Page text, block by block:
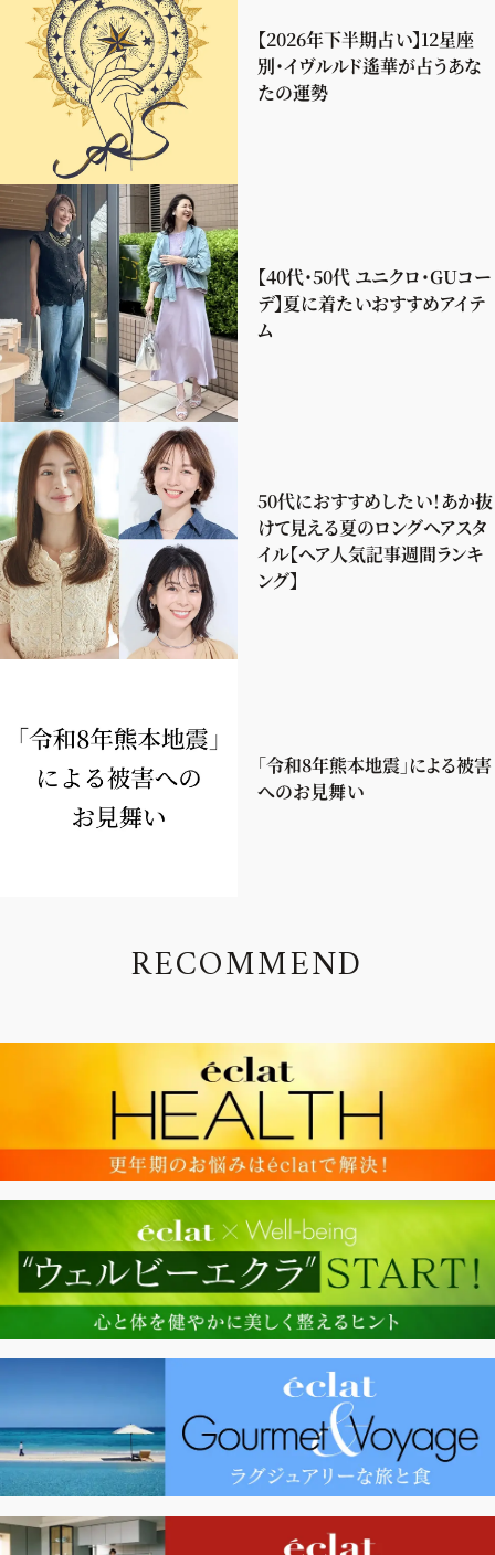
【2026年下半期占い】12星座
別・イヴルルド遙華が占うあな
たの運勢
【40代・50代 ユニクロ・GUコー
デ】夏に着たいおすすめアイテ
ム
50代におすすめしたい！あか抜
けて見える夏のロングヘアスタ
イル【ヘア人気記事週間ランキ
ング】
「令和8年熊本地震」による被害
へのお見舞い
RECOMMEND